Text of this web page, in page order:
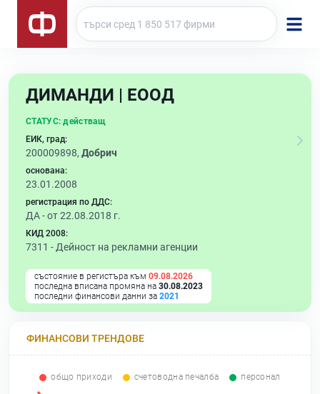
ДИМАНДИ | ЕООД
СТАТУС: действащ
ЕИК, град:
200009898, Добрич
основана:
23.01.2008
регистрация по ДДС:
ДА - от 22.08.2018 г.
КИД 2008:
7311 - Дейност на рекламни агенции
състояние в регистъра към 09.08.2026
последна вписана промяна на 30.08.2023
последни финансови данни за 2021
ФИНАНСОВИ ТРЕНДОВЕ
общо приходи счетоводна печалба персонал